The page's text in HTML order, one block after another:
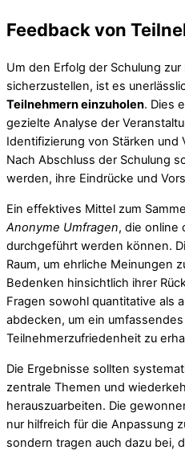
Feedback von
Um den Erfolg der Schulung
sicherzustellen, ist es
Teilnehmern einzuholen. Dies
gezielte Analyse der
Identifizierung von Stärken und
Nach Abschluss der Schulung
werden, ihre Eindrücke und
Ein effektives Mittel zum
Anonyme Umfragen, die online
durchgeführt werden können.
Raum, um ehrliche Meinungen
Bedenken hinsichtlich ihrer
Fragen sowohl quantitative als
abdecken, um ein
Teilnehmerzufriedenheit zu
Die Ergebnisse sollten
zentrale Themen und
herauszuarbeiten. Die
nur hilfreich für die Anpassung
sondern tragen auch dazu bei,